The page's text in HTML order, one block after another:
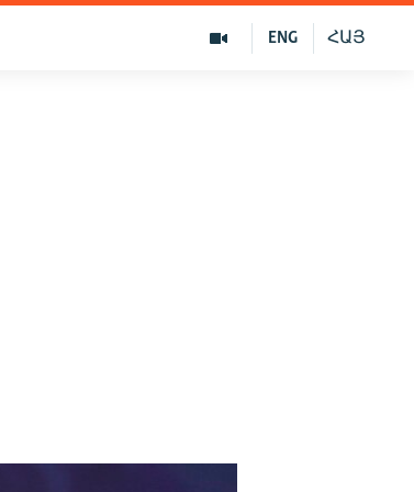
ՀԱՅ
ENG